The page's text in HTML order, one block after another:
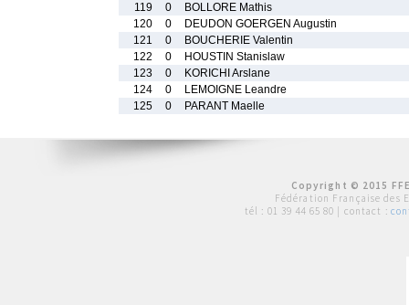
119
0
BOLLORE Mathis
120
0
DEUDON GOERGEN Augustin
121
0
BOUCHERIE Valentin
122
0
HOUSTIN Stanislaw
123
0
KORICHI Arslane
124
0
LEMOIGNE Leandre
125
0 PARANT Maelle
Copyright © 2015
Fédération Française des
tél : 01 39 44 65 80 | contact :